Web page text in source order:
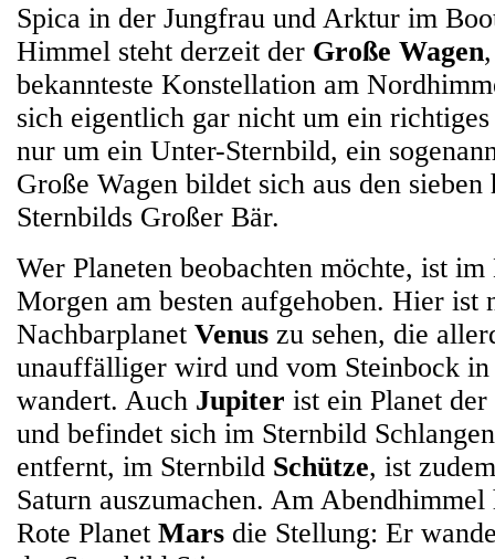
Spica in der Jungfrau und Arktur im
Himmel steht derzeit der Große Wagen
bekannteste Konstellation am
sich eigentlich gar nicht um ein
nur um ein Unter-Sternbild, ein
Große Wagen bildet sich aus den sieben
Sternbilds Großer Bär.
Wer Planeten beobachten möchte, ist
Morgen am besten aufgehoben. Hier ist
Nachbarplanet Venus zu sehen, die
unauffälliger wird und vom Steinbock in
wandert. Auch Jupiter ist ein Planet
und befindet sich im Sternbild
entfernt, im Sternbild Schütze, ist
Saturn auszumachen. Am
Rote Planet Mars die Stellung: Er